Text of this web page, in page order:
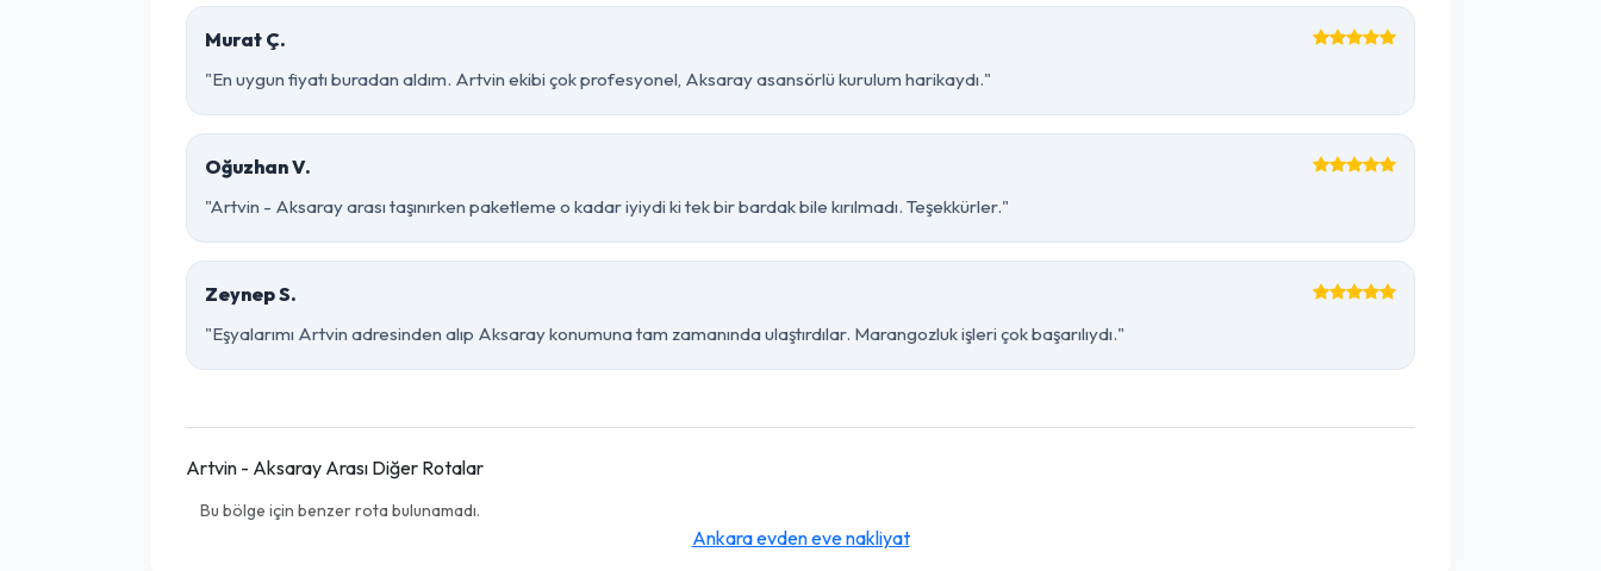
Murat Ç.
"En uygun fiyatı buradan aldım. Artvin ekibi çok profesyonel, Aksaray asansörlü kurulum harikaydı."
Oğuzhan V.
"Artvin - Aksaray arası taşınırken paketleme o kadar iyiydi ki tek bir bardak bile kırılmadı. Teşekkürler."
Zeynep S.
"Eşyalarımı Artvin adresinden alıp Aksaray konumuna tam zamanında ulaştırdılar. Marangozluk işleri çok başarılıydı."
Artvin - Aksaray Arası Diğer Rotalar
Bu bölge için benzer rota bulunamadı.
Ankara evden eve nakliyat